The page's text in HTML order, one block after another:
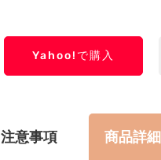
Yahoo!で購入
注意事項 商品詳細